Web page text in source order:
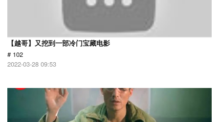
【越哥】又挖到一部冷门宝藏电影
# 102
2022-03-28 09:53